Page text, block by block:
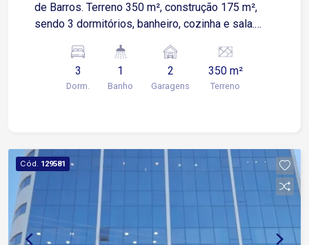
de Barros. Terreno 350 m², construção 175 m²,
sendo 3 dormitórios, banheiro, cozinha e sala.
Ótimo para reformar, construir outra ou kitnets.
3
Dorm.
1
Banho
2
Garagens
350 m²
Terreno
Cód. 129581